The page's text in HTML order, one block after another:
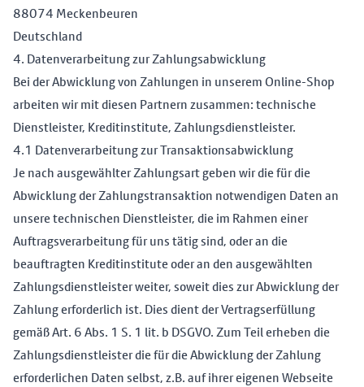
88074 Meckenbeuren
Deutschland
4. Datenverarbeitung zur Zahlungsabwicklung
Bei der Abwicklung von Zahlungen in unserem Online-Shop
arbeiten wir mit diesen Partnern zusammen: technische
Dienstleister, Kreditinstitute, Zahlungsdienstleister.
4.1 Datenverarbeitung zur Transaktionsabwicklung
Je nach ausgewählter Zahlungsart geben wir die für die
Abwicklung der Zahlungstransaktion notwendigen Daten an
unsere technischen Dienstleister, die im Rahmen einer
Auftragsverarbeitung für uns tätig sind, oder an die
beauftragten Kreditinstitute oder an den ausgewählten
Zahlungsdienstleister weiter, soweit dies zur Abwicklung der
Zahlung erforderlich ist. Dies dient der Vertragserfüllung
gemäß Art. 6 Abs. 1 S. 1 lit. b DSGVO. Zum Teil erheben die
Zahlungsdienstleister die für die Abwicklung der Zahlung
erforderlichen Daten selbst, z.B. auf ihrer eigenen Webseite